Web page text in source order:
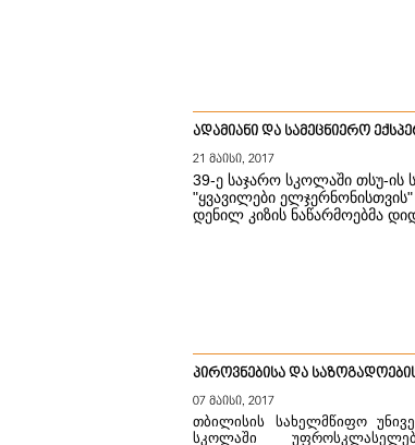
ადამიანი და სამეცნიერო
21 მაისი, 2017
39-ე საჯარო სკოლაში თსუ-
"ყვავილები
დენილ კიზის ნაწარმოებმა
პიროვნებისა და
07 მაისი, 2017
თბილისის სახელმწიფო
სკოლაში